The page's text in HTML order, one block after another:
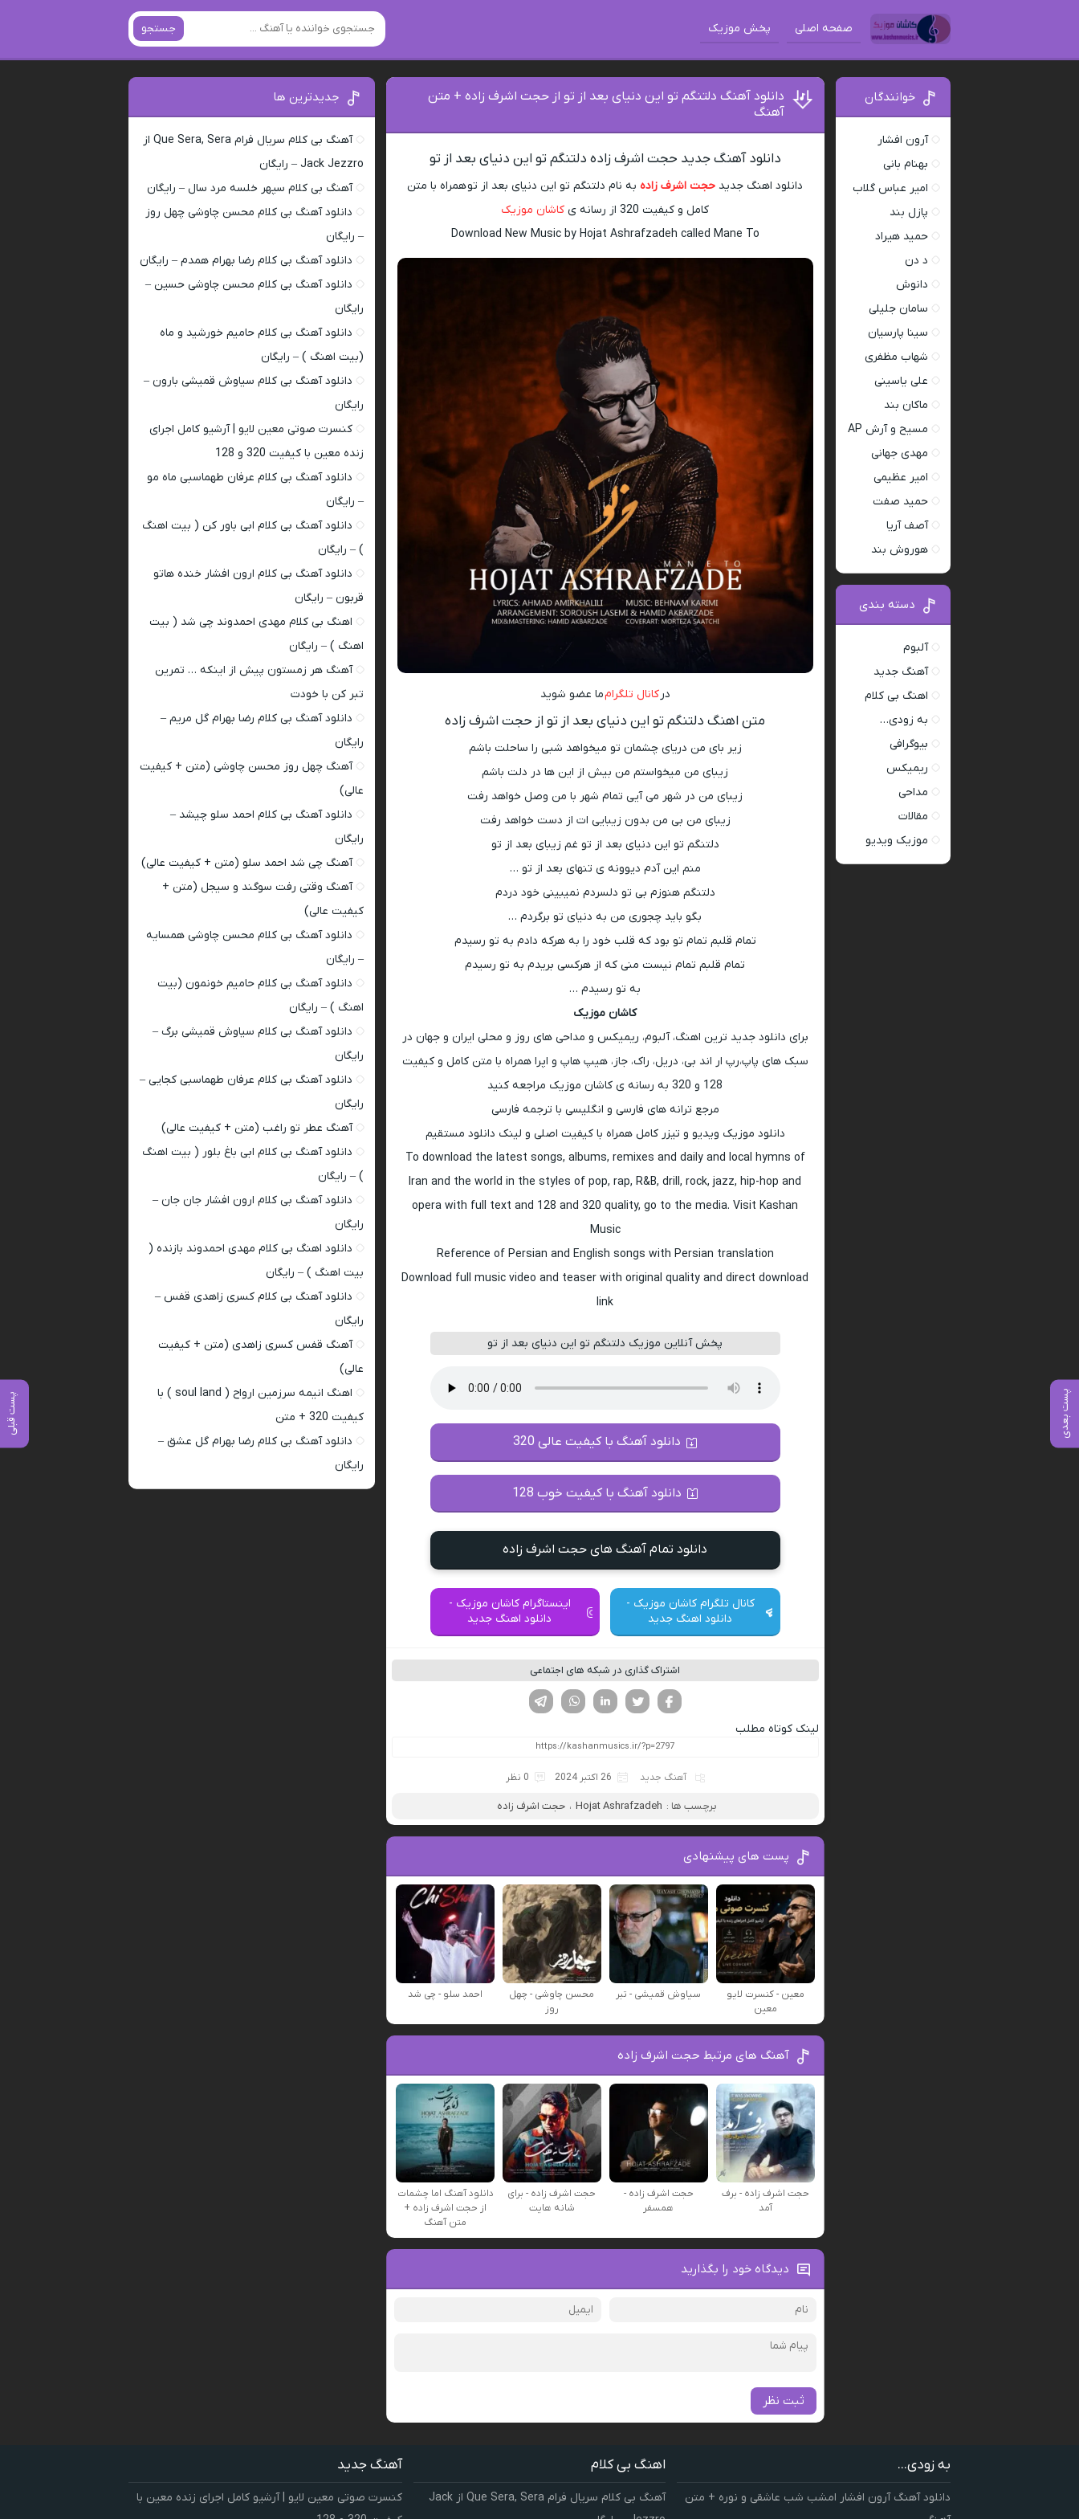
صفحه اصلی پخش موزیک جستجو
پست بعدی پست قبلی
دانلود آهنگ دلتنگم تو این دنیای بعد از تو از حجت اشرف زاده + متن
آهنگ
دانلود آهنگ جدید حجت اشرف زاده دلتنگم تو این دنیای بعد از تو
دانلود اهنگ جدید حجت اشرف زاده به نام دلتنگم تو این دنیای بعد از تو همراه با متن
کامل و کیفیت 320 از رسانه ی
کاشان موزیک
Download New Music by Hojat Ashrafzadeh called Mane To
درکانال تلگرامما عضو شوید
متن اهنگ دلتنگم تو این دنیای بعد از تو از حجت اشرف زاده
زیر بای من دریای چشمان تو میخواهد شبی را ساحلت باشم
زیبای من میخواستم من بیش از این ها در دلت باشم
زیبای من در شهر می آیی تمام شهر با من وصل خواهد رفت
زیبای من بی من بدون زیبایی ات از دست خواهد رفت
دلتنگم تو این دنیای بعد از تو غم زیبای بعد از تو
منم این آدم دیوونه ی تنهای بعد از تو …
دلتنگم هنوزم بی تو دلسردم نمیبینی خود دردم
بگو باید چجوری من به دنیای تو برگردم …
تمام قلبم تمام تو بود که قلب خود را به هرکه دادم به تو رسیدم
تمام قلبم تمام نیست منی که از هرکسی بریدم به تو رسیدم
به تو رسیدم …
کاشان موزیک
برای دانلود جدید ترین اهنگ، آلبوم، ریمیکس و مداحی های روز و محلی ایران و جهان در
سبک های پاپ،رپ ار اند بی، دریل، راک، جاز، هیپ هاپ و اپرا همراه با متن کامل و کیفیت
128 و 320 به رسانه ی کاشان موزیک مراجعه کنید
مرجع ترانه های فارسی و انگلیسی با ترجمه فارسی
دانلود موزیک ویدیو و تیزر کامل همراه با کیفیت اصلی و لینک دانلود مستقیم
To download the latest songs, albums, remixes and daily and local hymns of
Iran and the world in the styles of pop, rap, R&B, drill, rock, jazz, hip-hop and
opera with full text and 128 and 320 quality, go to the media. Visit Kashan
Music
Reference of Persian and English songs with Persian translation
Download full music video and teaser with original quality and direct download
link
پخش آنلاین موزیک دلتنگم تو این دنیای بعد از تو
دانلود آهنگ با کیفیت عالی 320
دانلود آهنگ با کیفیت خوب 128
دانلود تمام آهنگ های حجت اشرف زاده
کانال تلگرام کاشان موزیک -
دانلود اهنگ جدید
اینستاگرام کاشان موزیک -
دانلود اهنگ جدید
اشتراک گذاری در شبکه های اجتماعی
لینکدین تویتر
فیسوک
لینک کوتاه مطلب
آهنگ جدید 26 اکتبر 2024 0 نظر
برچسب ها : Hojat Ashrafzadeh ، حجت اشرف زاده
پست های پیشنهادی
معین - کنسرت لایو
معین
سیاوش قمیشی - تبر
محسن چاوشی - چهل
روز
احمد سلو - چی شد
آهنگ های مرتبط حجت اشرف زاده
حجت اشرف زاده - برف
آمد
حجت اشرف زاده -
همسفر
حجت اشرف زاده - برای
شانه هایت
دانلود آهنگ اما چشمات
از حجت اشرف زاده +
متن آهنگ
دیدگاه خود را بگذارید
ثبت نظر
خوانندگان
آرون افشار
بهنام بانی
امیر عباس گلاب
پازل بند
حمید هیراد
د دن
دانوش
سامان جلیلی
سینا پارسیان
شهاب مظفری
علی یاسینی
ماکان بند
مسیح و آرش AP
مهدی جهانی
امیر عظیمی
حمید صفت
آصف آریا
هوروش بند
دسته بندی
آلبوم
آهنگ جدید
اهنگ بی کلام
به زودی…
بیوگرافی
ریمیکس
مداحی
مقالات
موزیک ویدیو
جدیدترین ها
آهنگ بی کلام سریال فرام Que Sera, Sera از
Jack Jezzro – رایگان
آهنگ بی کلام سپهر خلسه مرد سال – رایگان
دانلود آهنگ بی کلام محسن چاوشی چهل روز
– رایگان
دانلود آهنگ بی کلام رضا بهرام همدم – رایگان
دانلود آهنگ بی کلام محسن چاوشی حسین –
رایگان
دانلود آهنگ بی کلام حامیم خورشید و ماه
(بیت اهنگ ) – رایگان
دانلود آهنگ بی کلام سیاوش قمیشی بارون –
رایگان
کنسرت صوتی معین لایو | آرشیو کامل اجرای
زنده معین با کیفیت 320 و 128
دانلود آهنگ بی کلام عرفان طهماسبی ماه مو
– رایگان
دانلود آهنگ بی کلام ابی باور کن ( بیت اهنگ
) – رایگان
دانلود آهنگ بی کلام ارون افشار خنده هاتو
قربون – رایگان
اهنگ بی کلام مهدی احمدوند چی شد ( بیت
اهنگ ) – رایگان
آهنگ هر زمستون پیش از اینکه … تمرین
تبر کن با خودت
دانلود آهنگ بی کلام رضا بهرام گل مریم –
رایگان
آهنگ چهل روز محسن چاوشی (متن + کیفیت
عالی)
دانلود آهنگ بی کلام احمد سلو چیشد –
رایگان
آهنگ چی شد احمد سلو (متن + کیفیت عالی)
آهنگ وقتی رفت سوگند و سیجل (متن +
کیفیت عالی)
دانلود آهنگ بی کلام محسن چاوشی همسایه
– رایگان
دانلود آهنگ بی کلام حامیم خونمون (بیت
اهنگ ) – رایگان
دانلود آهنگ بی کلام سیاوش قمیشی برگ –
رایگان
دانلود آهنگ بی کلام عرفان طهماسبی کجایی –
رایگان
آهنگ عطر تو راغب (متن + کیفیت عالی)
دانلود آهنگ بی کلام ابی باغ بلور ( بیت اهنگ
) – رایگان
دانلود آهنگ بی کلام ارون افشار جان جان –
رایگان
دانلود اهنگ بی کلام مهدی احمدوند بازنده (
بیت اهنگ ) – رایگان
دانلود آهنگ بی کلام کسری زاهدی قفس –
رایگان
آهنگ قفس کسری زاهدی (متن + کیفیت
عالی)
اهنگ انیمه سرزمین ارواح ( soul land ) با
کیفیت 320 + متن
دانلود آهنگ بی کلام رضا بهرام گل عشق –
رایگان
به زودی...
دانلود آهنگ آرون افشار امشب شب عاشقی و نوره + متن
اهنگ بی کلام
آهنگ بی کلام سریال فرام Que Sera, Sera از Jack
آهنگ جدید
کنسرت صوتی معین لایو | آرشیو کامل اجرای زنده معین با